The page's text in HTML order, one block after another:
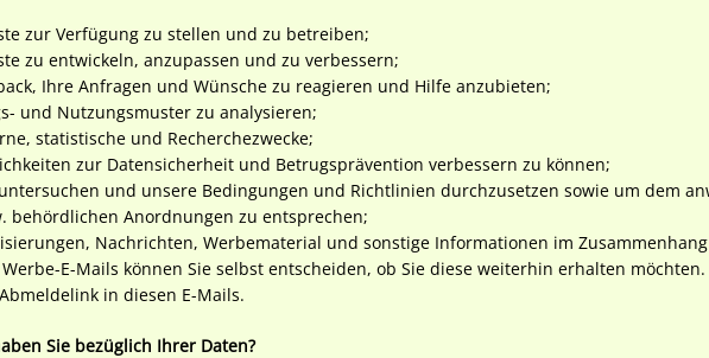
zur Verfügung zu stellen und zu betreiben;
zu entwickeln, anzupassen und zu verbessern;
Ihre Anfragen und Wünsche zu reagieren und Hilfe anzubieten;
und Nutzungsmuster zu analysieren;
statistische und Recherchezwecke;
zur Datensicherheit und Betrugsprävention verbessern zu können;
und unsere Bedingungen und Richtlinien durchzusetzen sowie um dem
behördlichen Anordnungen zu entsprechen;
Nachrichten, Werbematerial und sonstige Informationen im
E-Mails können Sie selbst entscheiden, ob Sie diese weiterhin erhalten
in diesen E-Mails.
Sie bezüglich Ihrer Daten?